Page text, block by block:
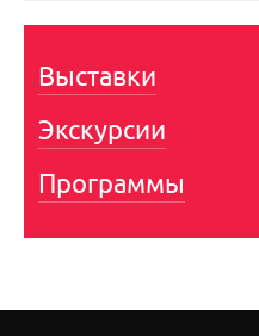
Выставки
Экскурсии
Программы